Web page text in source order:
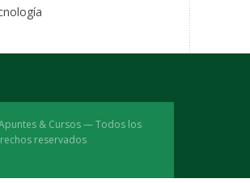
& Cursos — Todos los
reservados